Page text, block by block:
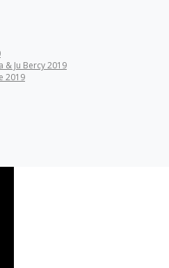
& Ju Bercy 2019
2019